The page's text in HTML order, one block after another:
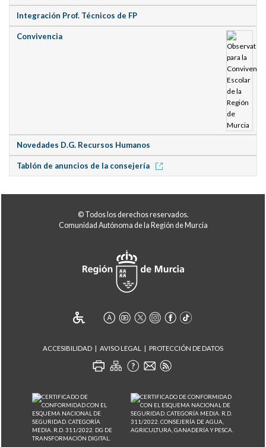
Integración Prof. Técnicos de FP
Convivencia
Novedades D.G. Recursos Humanos
Tablón de anuncios de la consejería
© Todos los derechos reservados.
Comunidad Autónoma de la Región de Murcia
ACCESIBILIDAD AVISO LEGAL PROTECCIÓN DE DATOS